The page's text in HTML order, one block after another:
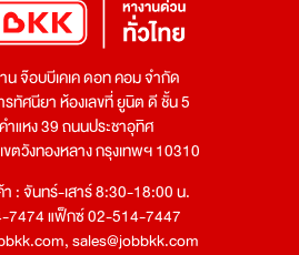
จ๊อบบีเคเค ดอท คอม จำกัด
รทัศนียา ห้องเลขที่ ยูนิต ดี ชั้น 5
แหง 39 ถนนประชาอุทิศ
ขตวังทองหลาง กรุงเทพฯ 10310
: จันทร์-เสาร์ 8:30-18:00 น.
7474 แฟ็กซ์ 02-514-7447
,sales@jobbkk.com